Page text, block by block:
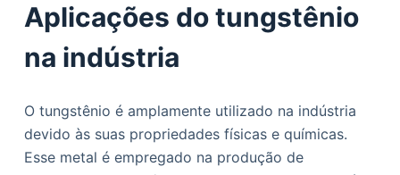
Aplicações do tungstênio
na indústria
O tungstênio é amplamente utilizado na indústria
devido às suas propriedades físicas e químicas.
Esse metal é empregado na produção de